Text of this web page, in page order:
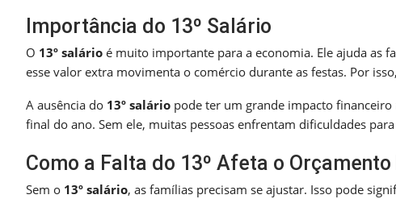
Importância do 13º Salário
O 13º salário é muito importante para a economia. Ele ajuda as
esse valor extra movimenta o comércio durante as festas. Por
A ausência do 13º salário pode ter um grande impacto
final do ano. Sem ele, muitas pessoas enfrentam dificuldades
Como a Falta do 13º Afeta o
Sem o 13º salário, as famílias precisam se ajustar. Isso pode